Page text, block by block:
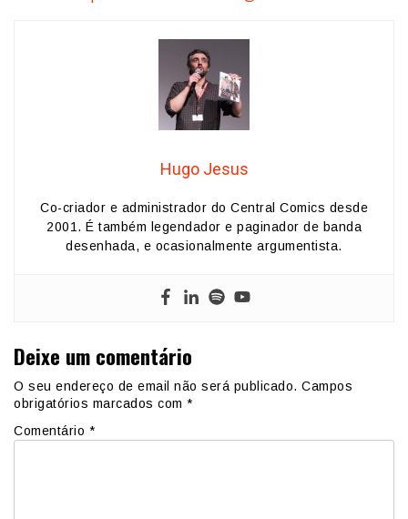
Hugo Jesus
Co-criador e administrador do Central Comics desde
2001. É também legendador e paginador de banda
desenhada, e ocasionalmente argumentista.
Deixe um comentário
O seu endereço de email não será publicado. Campos
obrigatórios marcados com *
Comentário *